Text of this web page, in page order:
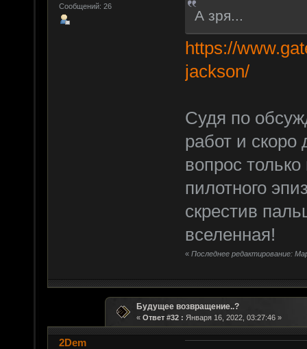
Сообщений: 26
А зря...
https://
jackson/
Судя по
работ и
вопрос
пилотного
скрестив
вселенная!
« Последнее редактирование:
Будущее возвращение..?
« Ответ #32 : Января 16, 2022, 03:27:46 »
2Dem